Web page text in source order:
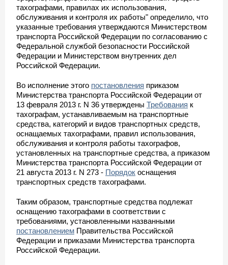
тахографами, правилах их использования,
обслуживания и контроля их работы" определило, что
указанные требования утверждаются Министерством
транспорта Российской Федерации по согласованию с
Федеральной службой безопасности Российской
Федерации и Министерством внутренних дел
Российской Федерации.
Во исполнение этого постановления приказом
Министерства транспорта Российской Федерации от
13 февраля 2013 г. N 36 утверждены Требования к
тахографам, устанавливаемым на транспортные
средства, категорий и видов транспортных средств,
оснащаемых тахографами, правил использования,
обслуживания и контроля работы тахографов,
установленных на транспортные средства, а приказом
Министерства транспорта Российской Федерации от
21 августа 2013 г. N 273 - Порядок оснащения
транспортных средств тахографами.
Таким образом, транспортные средства подлежат
оснащению тахографами в соответствии с
требованиями, установленными названными
постановлением Правительства Российской
Федерации и приказами Министерства транспорта
Российской Федерации.